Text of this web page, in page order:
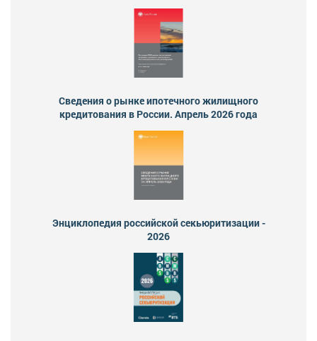
Сведения о рынке ипотечного жилищного
кредитования в России. Апрель 2026 года
Энциклопедия российской секьюритизации -
2026